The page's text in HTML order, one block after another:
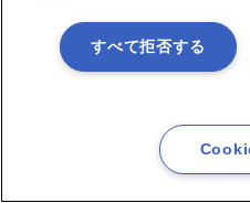
ASTERIA
ASTERIA Warp
供、また 技術的
すべて拒否する